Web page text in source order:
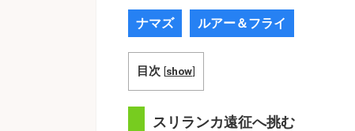
ナマズ ルアー＆フライ
目次 [show]
スリランカ遠征へ挑む